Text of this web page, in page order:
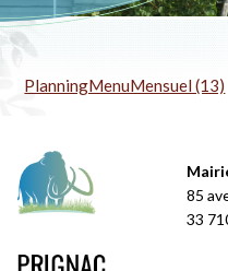
PlanningMenuMensuel (13)
85
33